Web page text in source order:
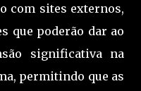
com sites externos,
que poderão dar ao
significativa na
permitindo que as